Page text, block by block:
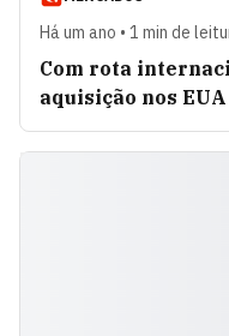
Há um ano • 1 min de
Com rota
aquisição nos EUA